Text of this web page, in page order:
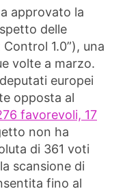
approvato la
delle
1.0”), una
volte a marzo.
europei
opposta al
favorevoli, 17
non ha
di 361 voti
scansione di
fino al